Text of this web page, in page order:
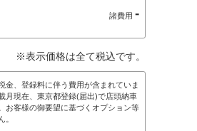
諸費用 -
※表示価格は全て税込です。
金、登録料に伴う費用が含まれていま
月現在、東京都登録(届出)で店頭納車
お客様の御要望に基づくオプション等
。